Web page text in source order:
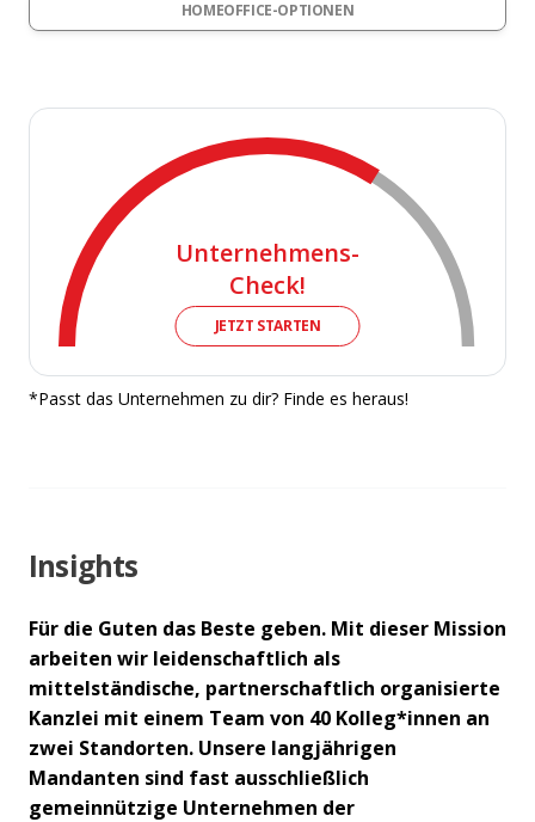
HOMEOFFICE-OPTIONEN
Unternehmens-
Check!
JETZT STARTEN
*Passt das Unternehmen zu dir? Finde es heraus!
Insights
Für die Guten das Beste geben. Mit dieser Mission
arbeiten wir leidenschaftlich als
mittelständische, partnerschaftlich organisierte
Kanzlei mit einem Team von 40 Kolleg*innen an
zwei Standorten. Unsere langjährigen
Mandanten sind fast ausschließlich
gemeinnützige Unternehmen der